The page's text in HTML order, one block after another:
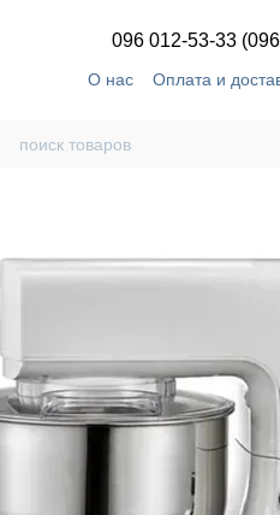
096 012-53-33
О нас Оплата и